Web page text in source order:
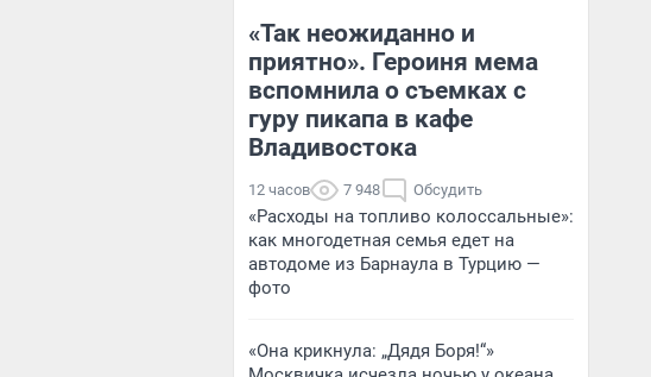
«Так неожиданно и
приятно». Героиня мема
вспомнила о съемках с
гуру пикапа в кафе
Владивостока
12 часов 7 948 Обсудить
«Расходы на топливо колоссальные»:
как многодетная семья едет на
автодоме из Барнаула в Турцию —
фото
«Она крикнула: „Дядя Боря!“»